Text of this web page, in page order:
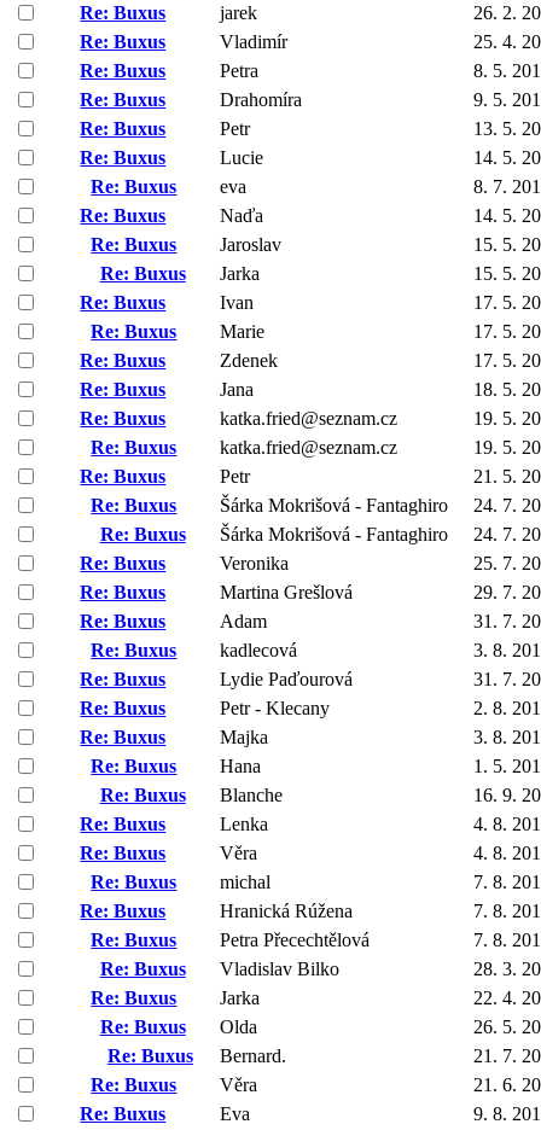
Re: Buxus
jarek
26. 2.
Re: Buxus
Vladimír
25. 4.
Re: Buxus
Petra
8. 5.
Re: Buxus
Drahomíra
9. 5.
Re: Buxus
Petr
13. 5.
Re: Buxus
Lucie
14. 5.
Re: Buxus
eva
8. 7.
Re: Buxus
Naďa
14. 5.
Re: Buxus
Jaroslav
15. 5.
Re: Buxus
Jarka
15. 5.
Re: Buxus
Ivan
17. 5.
Re: Buxus
Marie
17. 5.
Re: Buxus
Zdenek
17. 5.
Re: Buxus
Jana
18. 5.
Re: Buxus
katka.fried@seznam.cz
19. 5.
Re: Buxus
katka.fried@seznam.cz
19. 5.
Re: Buxus
Petr
21. 5.
Re: Buxus
Šárka Mokrišová - Fantaghiro
24. 7.
Re: Buxus
Šárka Mokrišová - Fantaghiro
24. 7.
Re: Buxus
Veronika
25. 7.
Re: Buxus
Martina Grešlová
29. 7.
Re: Buxus
Adam
31. 7.
Re: Buxus
kadlecová
3. 8.
Re: Buxus
Lydie Paďourová
31. 7.
Re: Buxus
Petr - Klecany
2. 8.
Re: Buxus
Majka
3. 8.
Re: Buxus
Hana
1. 5.
Re: Buxus
Blanche
16. 9.
Re: Buxus
Lenka
4. 8.
Re: Buxus
Věra
4. 8.
Re: Buxus
michal
7. 8.
Re: Buxus
Hranická Rúžena
7. 8.
Re: Buxus
Petra Přecechtělová
7. 8.
Re: Buxus
Vladislav Bilko
28. 3.
Re: Buxus
Jarka
22. 4.
Re: Buxus
Olda
26. 5.
Re: Buxus
Bernard.
21. 7.
Re: Buxus
Věra
21. 6.
Re: Buxus
Eva 9. 8.